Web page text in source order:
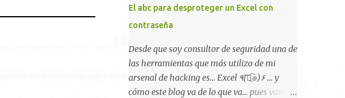
privilegios que afecta a Microsoft Active
Directory Certificate Services y que, según
Microsoft, permite que un usuario
autenticado eleve privilegios a través de la
red debido a un problema de autorización.
La vulnerabilidad ha recibido una
El abc para desproteger un Excel con
contraseña
Desde que soy consultor de seguridad una de
las herramientas que más utilizo de mi
arsenal de hacking es... Excel ٩(͡๏̯͡๏)۶ ... y
cómo este blog va de lo que va... pues vamos